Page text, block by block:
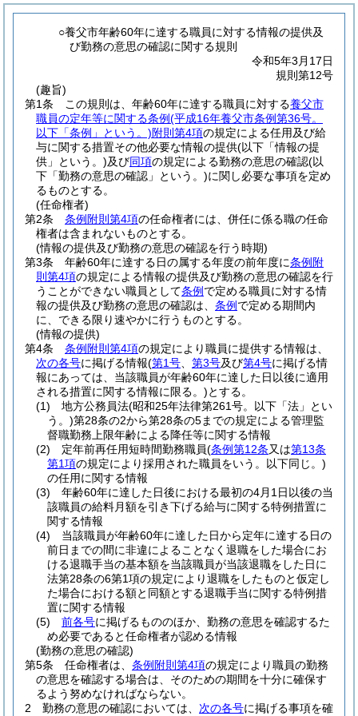
○養父市年齢60年に達する職員に対する情報の提供及
び勤務の意思の確認に関する規則
令和5年3月17日
規則第12号
(趣旨)
第1条
この規則は、年齢60年に達する職員に対する養父市
職員の定年等に関する条例(平成16年養父市条例第36号。
以下「条例」という。)附則第4項の規定による任用及び給
与に関する措置その他必要な情報の提供(以下「情報の提
供」という。)及び同項の規定による勤務の意思の確認(以
下「勤務の意思の確認」という。)に関し必要な事項を定め
るものとする。
(任命権者)
第2条
条例附則第4項の任命権者には、併任に係る職の任命
権者は含まれないものとする。
(情報の提供及び勤務の意思の確認を行う時期)
第3条
年齢60年に達する日の属する年度の前年度に条例附
則第4項の規定による情報の提供及び勤務の意思の確認を行
うことができない職員として条例 で定める職員に対する情
報の提供及び勤務の意思の確認は、 条例 で定める期間内
に、できる限り速やかに行うものとする。
(情報の提供)
第4条
条例附則第4項の規定により職員に提供する情報は、
次の各号に掲げる情報(第1号 第3号及び第4号に掲げる情
報にあっては、当該職員が年齢60年に達した日以後に適用
される措置に関する情報に限る。)とする。
(1)
地方公務員法(昭和25年法律第261号。以下「法」とい
う。)第28条の2から第28条の5までの規定による管理監
督職勤務上限年齢による降任等に関する情報
(2)
定年前再任用短時間勤務職員(条例第12条又は第13条
第1項の規定により採用された職員をいう。以下同じ。)
の任用に関する情報
(3)
年齢60年に達した日後における最初の4月1日以後の当
該職員の給料月額を引き下げる給与に関する特例措置に
関する情報
(4)
当該職員が年齢60年に達した日から定年に達する日の
前日までの間に非違によることなく退職をした場合にお
ける退職手当の基本額を当該職員が当該退職をした日に
法第28条の6第1項の規定により退職をしたものと仮定し
た場合における額と同額とする退職手当に関する特例措
置に関する情報
(5)
前各号に掲げるもののほか、勤務の意思を確認するた
め必要であると任命権者が認める情報
(勤務の意思の確認)
第5条
任命権者は、 条例附則第4項の規定により職員の勤務
の意思を確認する場合は、そのための期間を十分に確保す
るよう努めなければならない。
2
勤務の意思の確認においては、 次の各号に掲げる事項を確